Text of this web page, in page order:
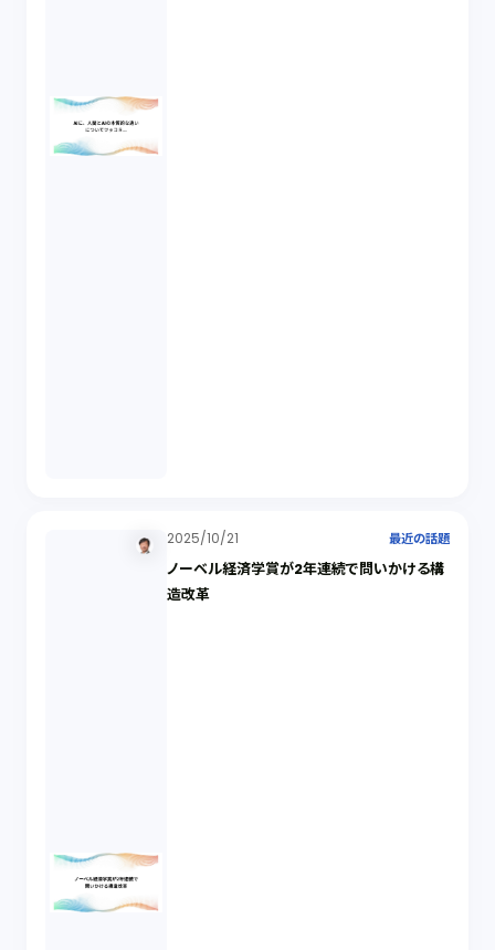
2025/10/21 最近の話題
ノーベル経済学賞が2年連続で問いかける構
造改革